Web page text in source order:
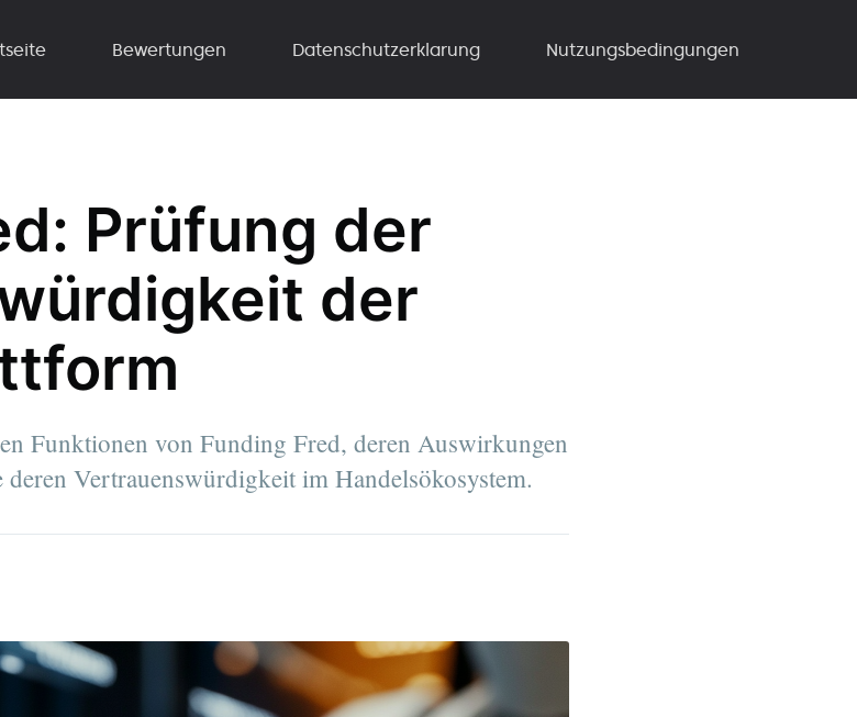
Bewertungen Datenschutzerklarung Nutzungsbedingungen
Prüfung der
der
Funktionen von Funding Fred, deren Auswirkungen
Vertrauenswürdigkeit im Handelsökosystem.